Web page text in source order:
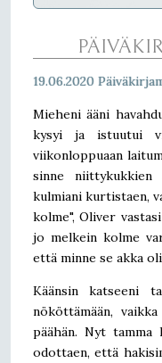
19.06.2020
Mieheni ääni
kysyi ja istuutui
viikonloppuaan
sinne niittykukkien
kulmiani kurtistaen,
kolme", Oliver
jo melkein kolme
että minne se akka
Käänsin katseeni
nököttämään,
päähän. Nyt tamma
odottaen, että